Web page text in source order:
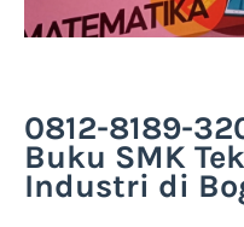
0812-8189-
Buku SMK
Industri di